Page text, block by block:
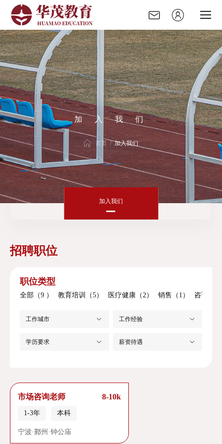
走进华茂
华茂资讯
党建园地
招生咨询
加 入 我 们
首页 /加入我们
加入我们
招聘职位
职位类型
全部（9 ） 教育培训（5） 医疗健康（2） 销售（1） 咨询/翻
工作城市 工作经验
学历要求 薪资待遇
市场咨询老师 8-10k
1-3年 本科
宁波·鄞州·钟公庙